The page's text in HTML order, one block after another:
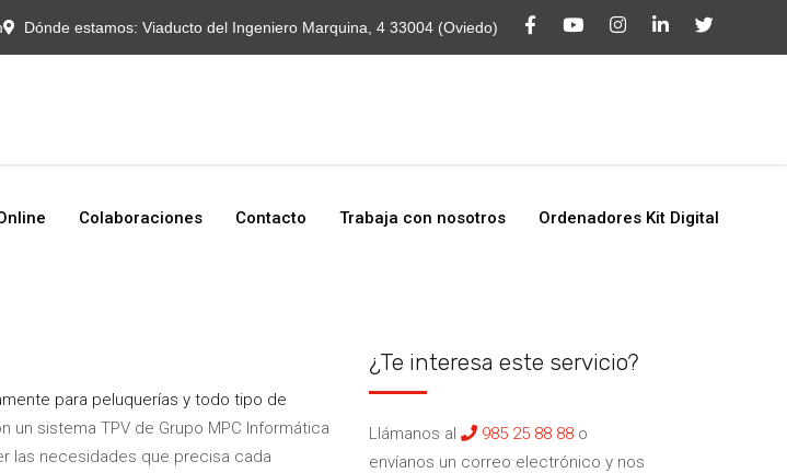
Dónde estamos: Viaducto del Ingeniero Marquina, 4 33004 (Oviedo)
Colaboraciones Contacto Trabaja con nosotros Ordenadores Kit Digital
Colaboraciones Contacto Trabaja con nosotros Ordenadores Kit Digital
para peluquerías y todo tipo de
sistema TPV de Grupo MPC Informática
las necesidades que precisa cada
¿Te interesa este servicio?
Llámanos al 985 25 88 88 o
envíanos un correo electrónico y nos